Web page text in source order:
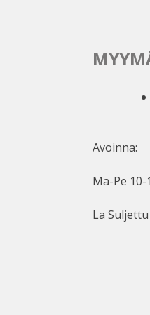
Avoinna:
Ma-Pe 10-
La